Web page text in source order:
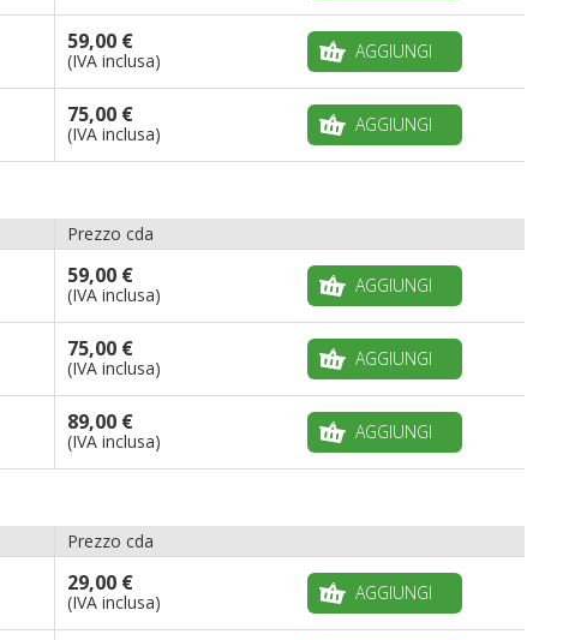
59,00 €
(IVA inclusa) AGGIUNGI
75,00 €
(IVA inclusa) AGGIUNGI
Prezzo cda
59,00 €
(IVA inclusa) AGGIUNGI
75,00 €
(IVA inclusa) AGGIUNGI
89,00 €
(IVA inclusa) AGGIUNGI
Prezzo cda
29,00 €
(IVA inclusa) AGGIUNGI